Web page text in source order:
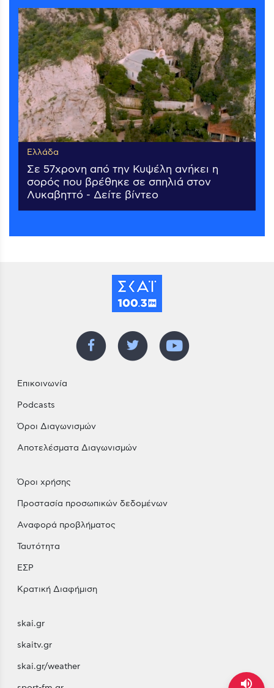
Ελλάδα
Σε 57χρονη από την Κυψέλη ανήκει η
σορός που βρέθηκε σε σπηλιά στον
Λυκαβηττό - Δείτε βίντεο
Επικοινωνία
Podcasts
Όροι Διαγωνισμών
Αποτελέσματα Διαγωνισμών
Όροι χρήσης
Προστασία προσωπικών δεδομένων
Αναφορά προβλήματος
Ταυτότητα
ΕΣΡ
Κρατική Διαφήμιση
skai.gr
skaitv.gr
skai.gr/weather
volume_up